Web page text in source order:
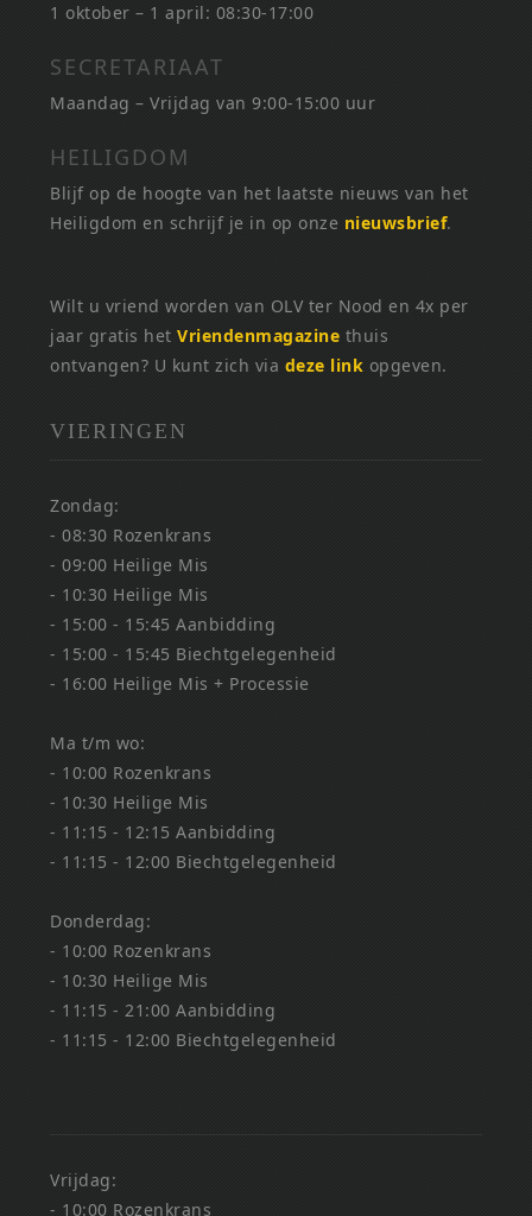
1 oktober – 1 april: 08:30-17:00
SECRETARIAAT
Maandag – Vrijdag van 9:00-15:00 uur
HEILIGDOM
Blijf op de hoogte van het laatste nieuws van het
Heiligdom en schrijf je in op onze nieuwsbrief.
Wilt u vriend worden van OLV ter Nood en 4x per
jaar gratis hetVriendenmagazine thuis
ontvangen? U kunt zich via deze link opgeven.
VIERINGEN
Zondag:
- 08:30 Rozenkrans
- 09:00 Heilige Mis
- 10:30 Heilige Mis
- 15:00 - 15:45 Aanbidding
- 15:00 - 15:45 Biechtgelegenheid
- 16:00 Heilige Mis + Processie
Ma t/m wo:
- 10:00 Rozenkrans
- 10:30 Heilige Mis
- 11:15 - 12:15 Aanbidding
- 11:15 - 12:00 Biechtgelegenheid
Donderdag:
- 10:00 Rozenkrans
- 10:30 Heilige Mis
- 11:15 - 21:00 Aanbidding
- 11:15 - 12:00 Biechtgelegenheid
Vrijdag:
- 10:00 Rozenkrans